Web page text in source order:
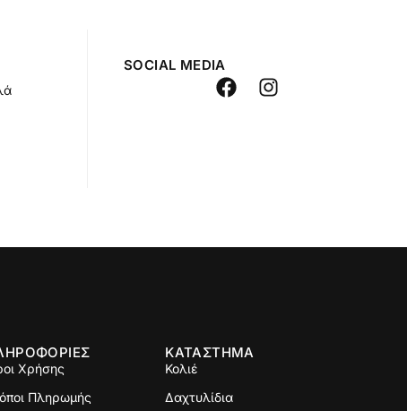
SOCIAL MEDIA
Χρήσης
Πληρωμής
ΚΑΤΑΣΤΗΜΑ
Κολιέ
Δαχτυλίδια